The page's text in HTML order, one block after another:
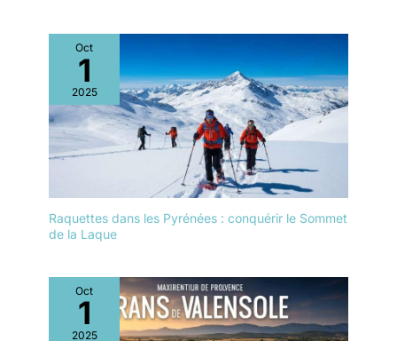
Oct
1
2025
Raquettes dans les Pyrénées : conquérir le Sommet
de la Laque
Oct
1
2025